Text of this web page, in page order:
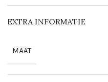
EXTRA INFORMATIE
MAAT